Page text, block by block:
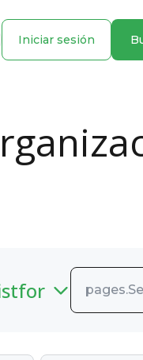
Iniciar sesión